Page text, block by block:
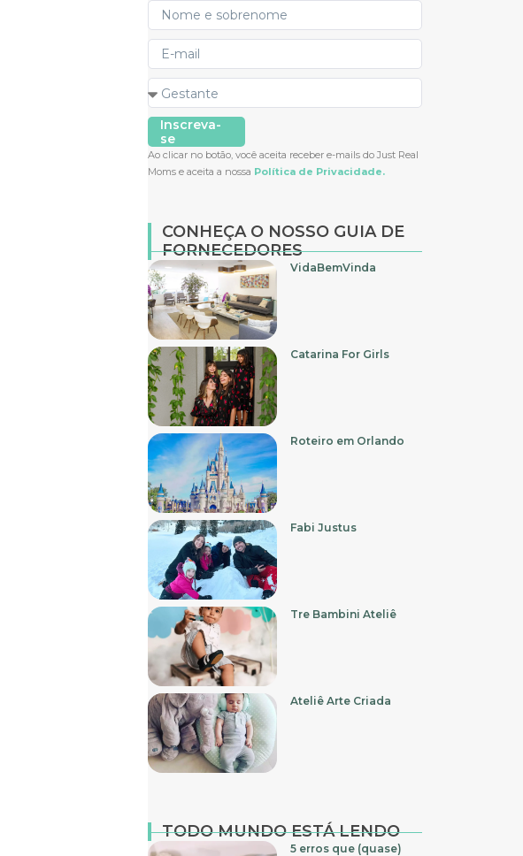
Inscreva-
se
Ao clicar no botão, você aceita receber e-mails do Just Real
Moms e aceita a nossa Política de Privacidade.
CONHEÇA O NOSSO GUIA DE
FORNECEDORES
VidaBemVinda
Catarina For Girls
Roteiro em Orlando
Fabi Justus
Tre Bambini Ateliê
Ateliê Arte Criada
TODO MUNDO ESTÁ LENDO
5 erros que (quase)